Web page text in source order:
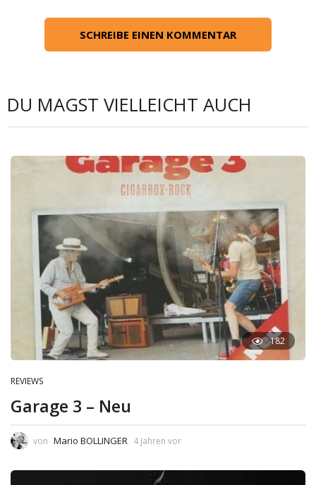
SCHREIBE EINEN KOMMENTAR
DU MAGST VIELLEICHT AUCH
182
REVIEWS
Garage 3 – Neu
von Mario BOLLINGER 4 Jahren vor